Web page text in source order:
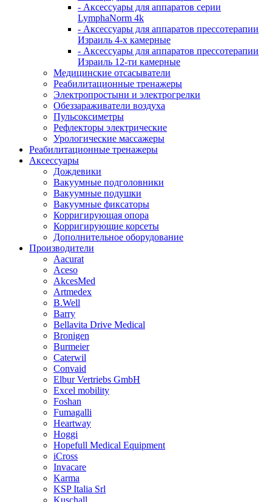
- Аксессуары для аппаратов серии
LymphaNorm 4k
- Аксессуары для аппаратов прессотерапии
Израиль 4-х камерные
- Аксессуары для аппаратов прессотерапии
Израиль 12-ти камерные
Медицинские отсасыватели
Реабилитационные тренажеры
Электропростыни и электрогрелки
Обеззараживатели воздуха
Пульсоксиметры
Рефлекторы электрические
Урологические массажеры
Реабилитационные тренажеры
Аксессуары
Дождевики
Вакуумные подголовники
Вакуумные подушки
Вакуумные фиксаторы
Корригирующая опора
Корригирующие корсеты
Дополнительное оборудование
Производители
Aacurat
Aceso
AkcesMed
Artmedex
B.Well
Barry
Bellavita Drive Medical
Bronigen
Burmeier
Caterwil
Convaid
Elbur Vertriebs GmbH
Excel mobility
Foshan
Fumagalli
Heartway
Hoggi
Hopefull Medical Equipment
iCross
Invacare
Karma
KSP Italia Srl
Kuschall